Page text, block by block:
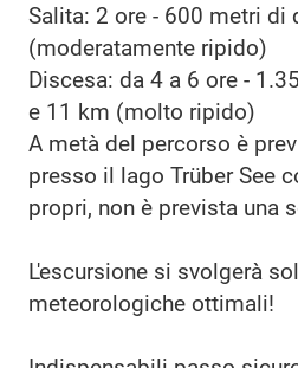
Salita: 2 ore - 600 metri di
(moderatamente ripido)
Discesa: da 4 a 6 ore -
e 11 km (molto ripido)
A metà del percorso è
presso il lago Trüber See
propri, non è prevista una
L'escursione si svolgerà
meteorologiche ottimali!